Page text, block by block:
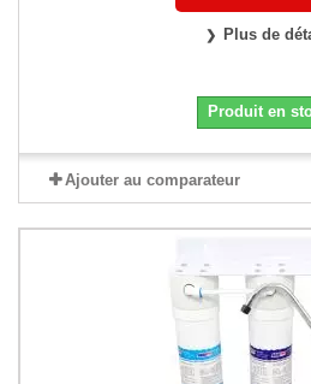
Plus de
Produit en
Ajouter au comparateur